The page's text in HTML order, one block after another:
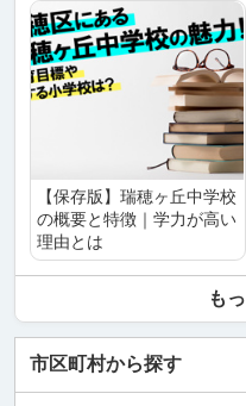
【保存版】瑞穂ヶ丘中学校
の概要と特徴｜学力が高い
理由とは
も
市区町村から探す